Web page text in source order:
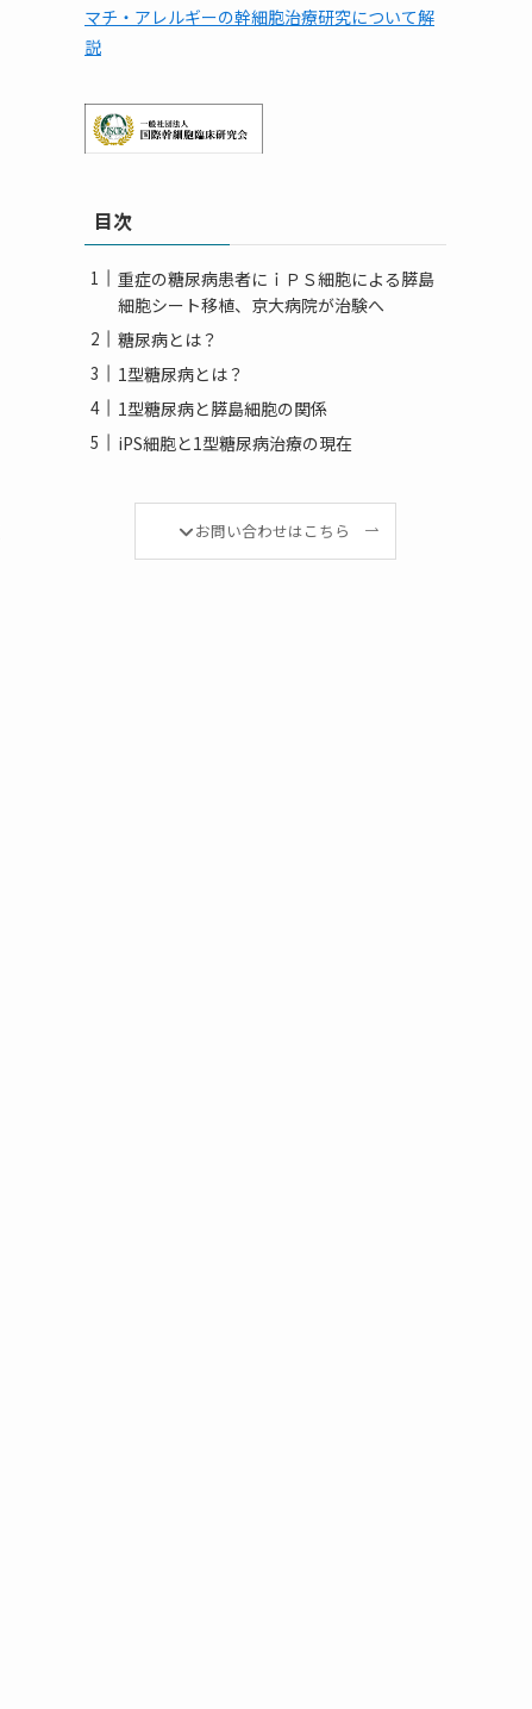
マチ・アレルギーの幹細胞治療研究について解
説
目次
重症の糖尿病患者にｉＰＳ細胞による膵島
細胞シート移植、京大病院が治験へ
糖尿病とは？
1型糖尿病とは？
1型糖尿病と膵島細胞の関係
iPS細胞と1型糖尿病治療の現在
お問い合わせはこちら